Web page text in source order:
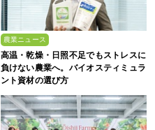
農業ニュース
高温・乾燥・日照不足でもストレスに
負けない農業へ。バイオスティミュラ
ント資材の選び方